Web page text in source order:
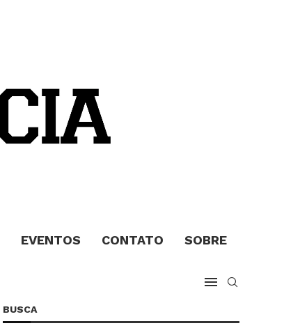
EVENTOS CONTATO SOBRE
BUSCA